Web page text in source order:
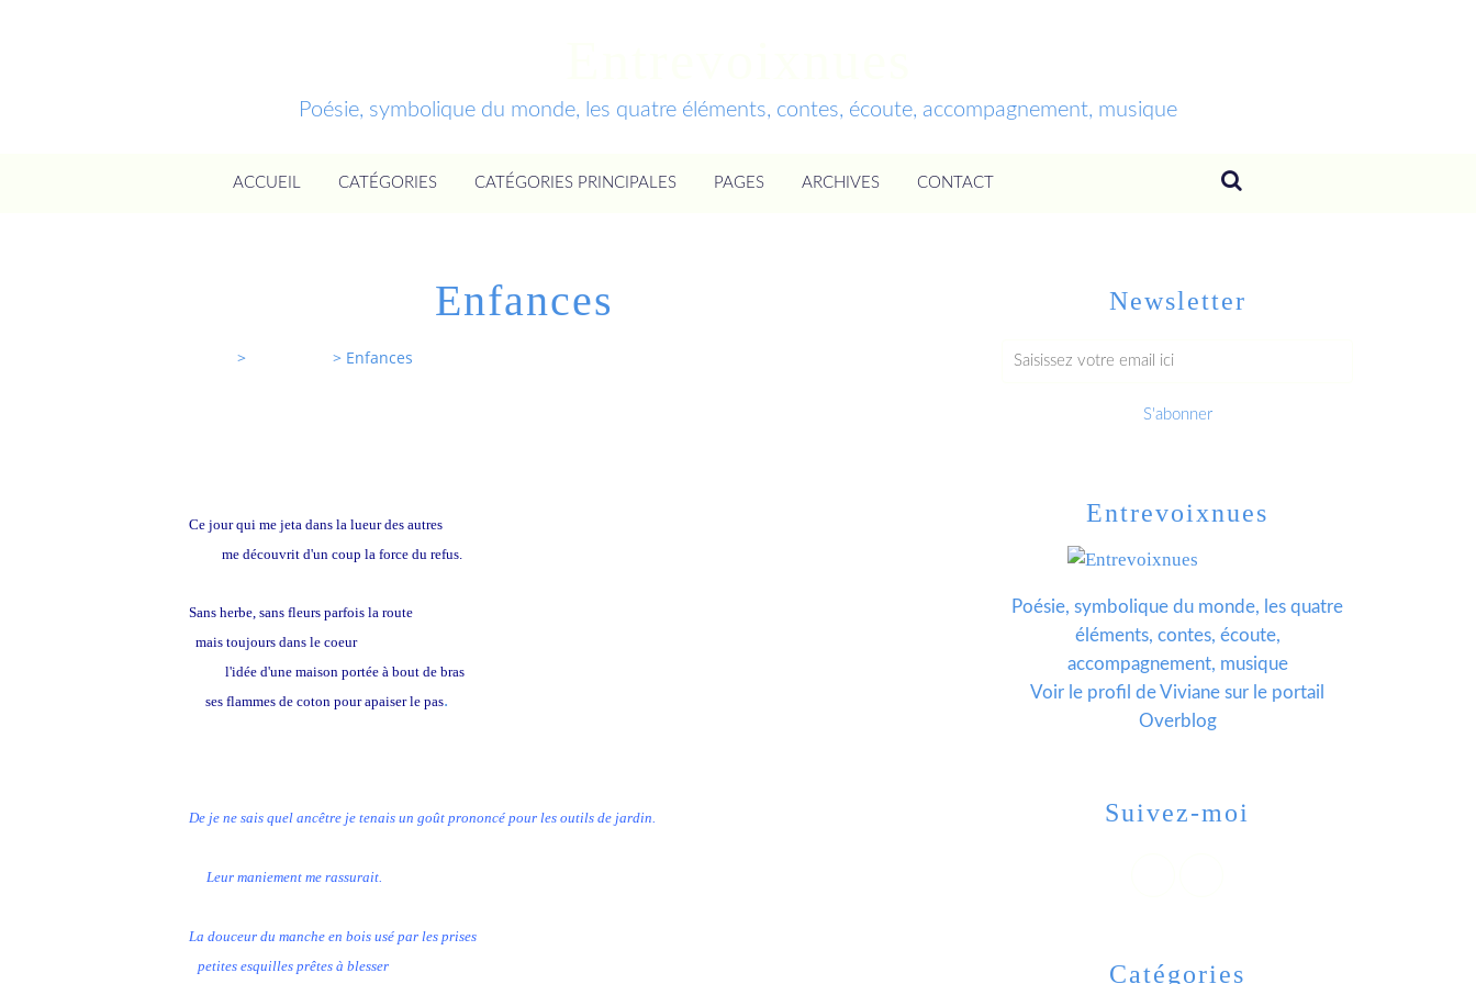
Poésie, symbolique du monde, les quatre éléments, contes, écoute, accompagnement, musique
ACCUEIL CATÉGORIES CATÉGORIES PRINCIPALES PAGES ARCHIVES CONTACT
Enfances
> > Enfances
Ce jour qui me jeta dans la lueur des autres
me découvrit d'un coup la force du refus.
Sans herbe, sans fleurs parfois la route
mais toujours dans le coeur
l'idée d'une maison portée à bout de bras
ses flammes de coton pour apaiser le pas.
De je ne sais quel ancêtre je tenais un goût prononcé pour les outils de jardin.
Leur maniement me rassurait.
La douceur du manche en bois usé par les prises
petites esquilles prêtes à blesser
Newsletter
Catégories
Entrevoixnues
Poésie, symbolique du monde, les quatre
éléments, contes, écoute,
accompagnement, musique
Voir le profil deViviane sur le portail
Overblog
Suivez-moi